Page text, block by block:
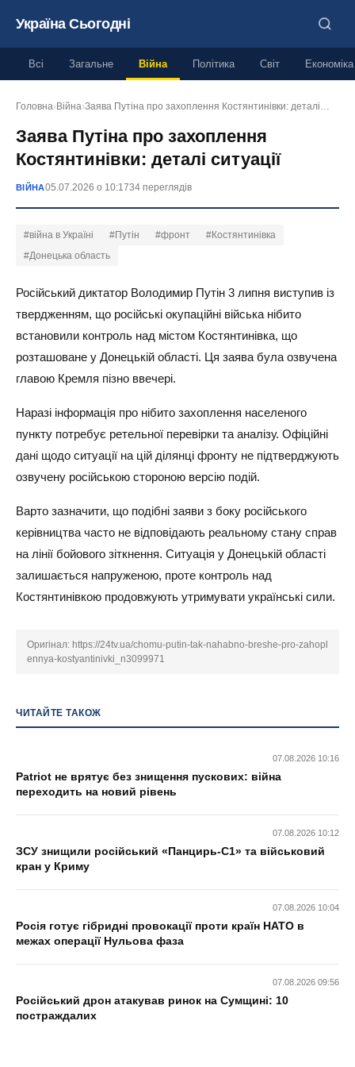
Україна Сьогодні
Всі Загальне Війна Політика Світ Економіка
Головна› Війна›Заява Путіна про захоплення Костянтинівки: деталі…
Заява Путіна про захоплення
Костянтинівки: деталі ситуації
ВІЙНА05.07.2026 о 10:1734 переглядів
#війна в Україні #Путін #фронт
#Костянтинівка
#Донецька область
Російський диктатор Володимир Путін 3 липня виступив із
твердженням, що російські окупаційні війська нібито
встановили контроль над містом Костянтинівка, що
розташоване у Донецькій області. Ця заява була озвучена
главою Кремля пізно ввечері.
Наразі інформація про нібито захоплення населеного
пункту потребує ретельної перевірки та аналізу. Офіційні
дані щодо ситуації на цій ділянці фронту не підтверджують
озвучену російською стороною версію подій.
Варто зазначити, що подібні заяви з боку російського
керівництва часто не відповідають реальному стану справ
на лінії бойового зіткнення. Ситуація у Донецькій області
залишається напруженою, проте контроль над
Костянтинівкою продовжують утримувати українські сили.
Оригінал: https://24tv.ua/chomu-putin-tak-nahabno-breshe-pro-zahopl
ennya-kostyantinivki_n3099971
ЧИТАЙТЕ ТАКОЖ
07.08.2026 10:16
Patriot не врятує без знищення пускових: війна
переходить на новий рівень
07.08.2026 10:12
ЗСУ знищили російський «Панцирь-С1» та військовий
кран у Криму
07.08.2026 10:04
Росія готує гібридні провокації проти країн НАТО в
межах операції Нульова фаза
07.08.2026 09:56
Російський дрон атакував ринок на Сумщині: 10
постраждалих